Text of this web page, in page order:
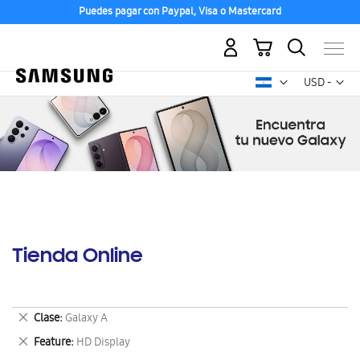
Puedes pagar con Paypal, Visa o Mastercard
USD -
dólar
Mi carrito
Tienda Online
Clase Galaxy A
Eliminar
este
artículo
Feature HD Display
Eliminar